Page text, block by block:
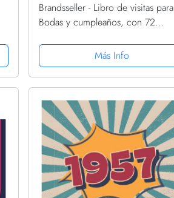
Brandsseller - Libro de visitas para
Bodas y cumpleaños, con 72
para Escribir
Más Info